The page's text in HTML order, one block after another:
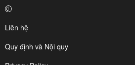
Liên hệ
Quy định và Nội quy